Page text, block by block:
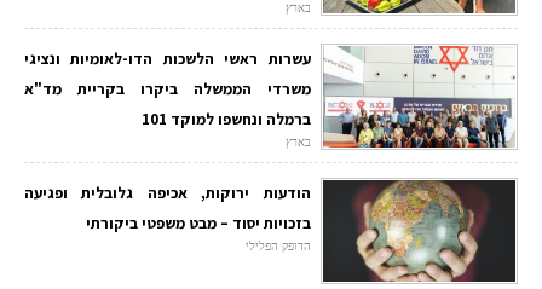
בארץ
עשרות ראשי הלשכות הדו-לאומיות ונציגי
משרדי הממשלה ביקרו בקריית מד"א
ברמלה ונחשפו למוקד 101
בארץ
הודעות ירוקות, אכיפה גלובלית ופגיעה
בזכויות יסוד – מבט משפטי ביקורתי
הדופק הפלילי